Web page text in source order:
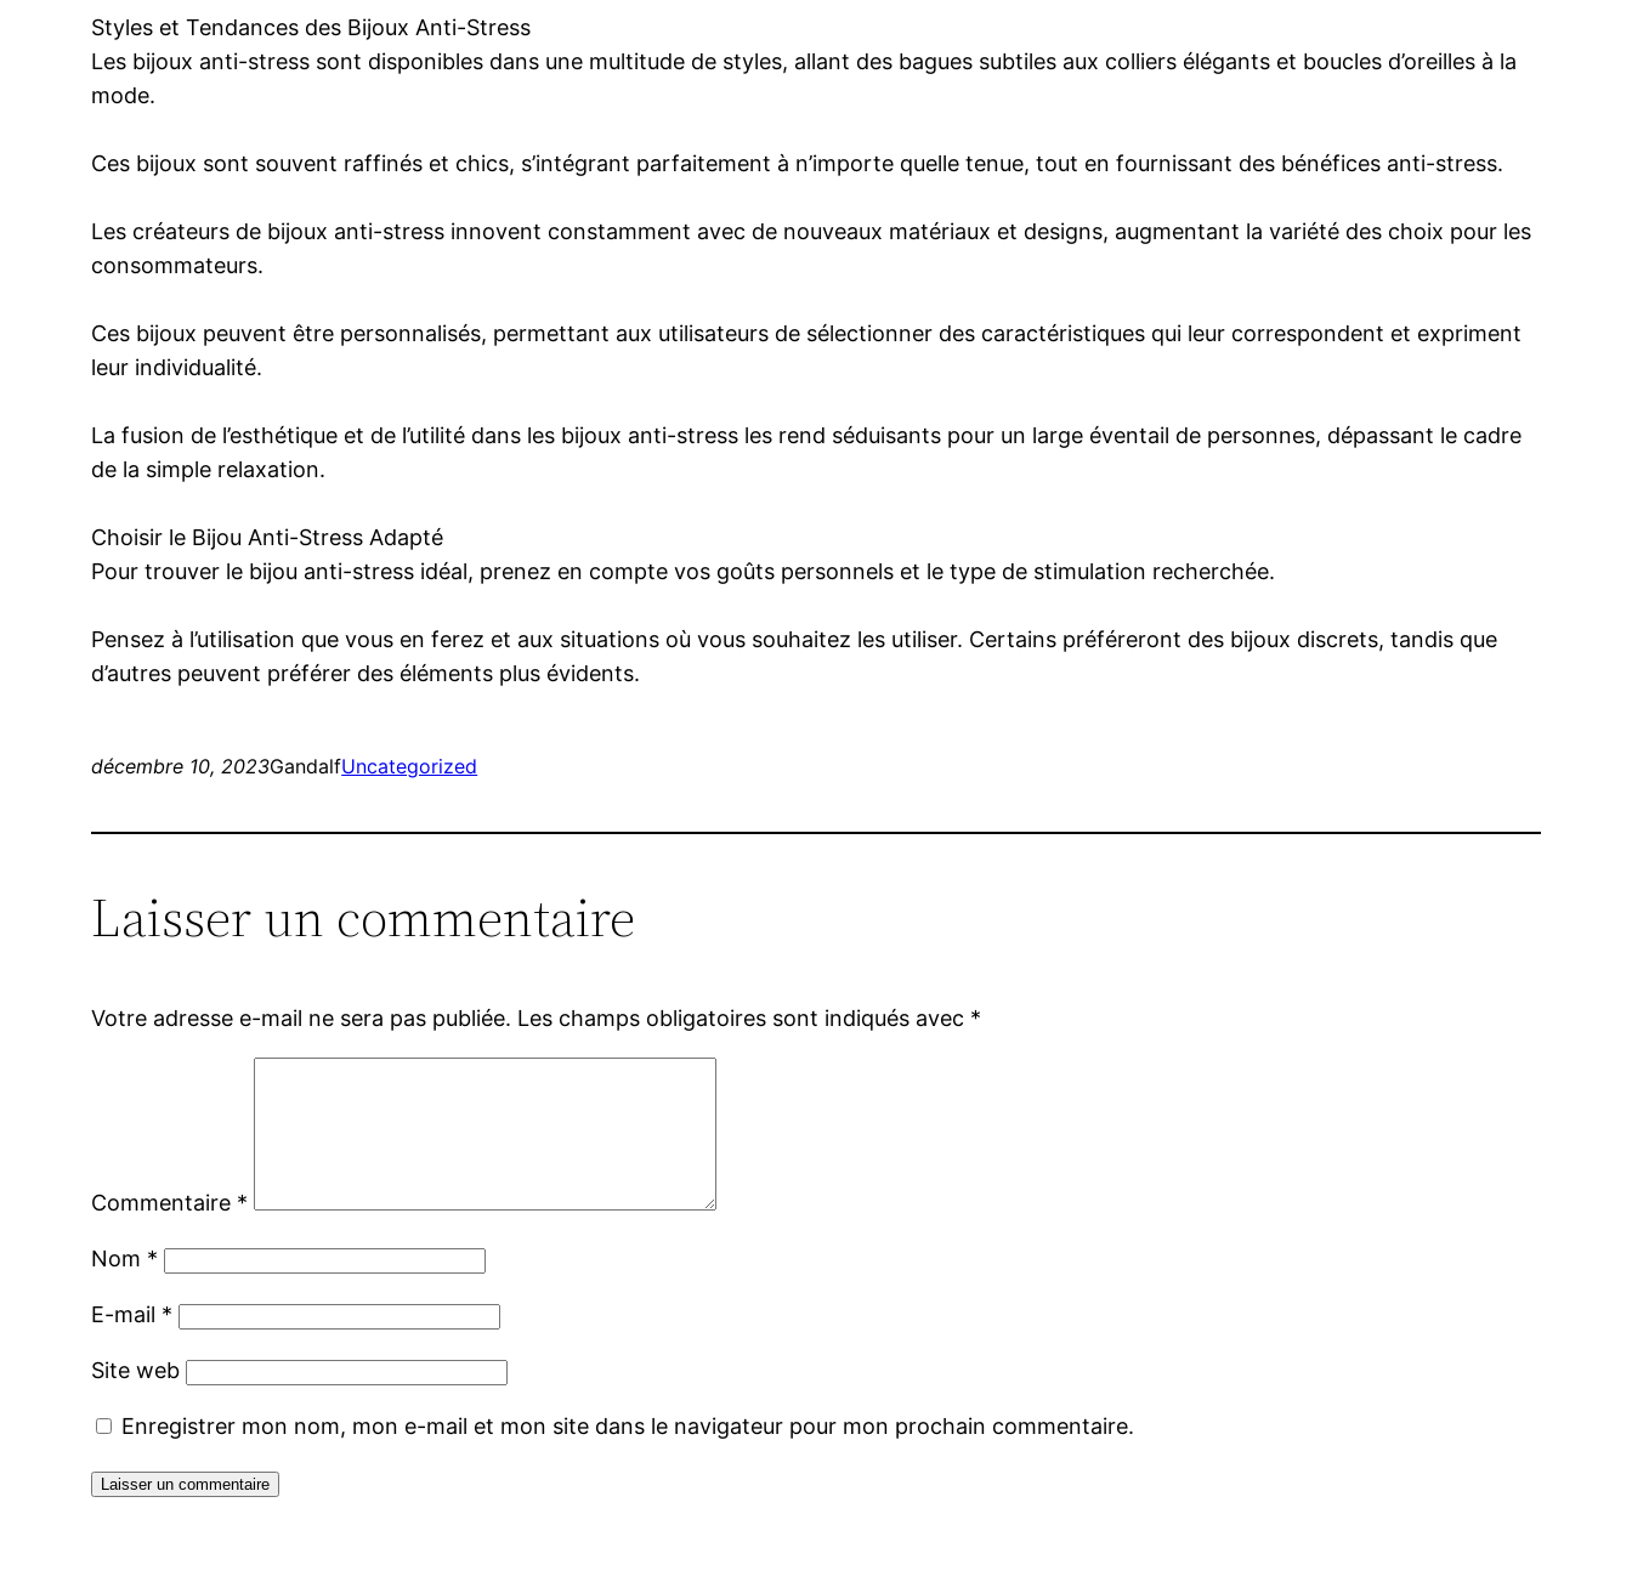
Styles et Tendances des Bijoux Anti-Stress
Les bijoux anti-stress sont disponibles dans une multitude de styles, allant des bagues subtiles aux colliers élégants et boucles d’oreilles à la
mode.
Ces bijoux sont souvent raffinés et chics, s’intégrant parfaitement à n’importe quelle tenue, tout en fournissant des bénéfices anti-stress.
Les créateurs de bijoux anti-stress innovent constamment avec de nouveaux matériaux et designs, augmentant la variété des choix pour les
consommateurs.
Ces bijoux peuvent être personnalisés, permettant aux utilisateurs de sélectionner des caractéristiques qui leur correspondent et expriment
leur individualité.
La fusion de l’esthétique et de l’utilité dans les bijoux anti-stress les rend séduisants pour un large éventail de personnes, dépassant le cadre
de la simple relaxation.
Choisir le Bijou Anti-Stress Adapté
Pour trouver le bijou anti-stress idéal, prenez en compte vos goûts personnels et le type de stimulation recherchée.
Pensez à l’utilisation que vous en ferez et aux situations où vous souhaitez les utiliser. Certains préféreront des bijoux discrets, tandis que
d’autres peuvent préférer des éléments plus évidents.
décembre 10, 2023GandalfUncategorized
Laisser un commentaire
Votre adresse e-mail ne sera pas publiée. Les champs obligatoires sont indiqués avec *
Commentaire *
Nom *
E-mail *
Site web
Enregistrer mon nom, mon e-mail et mon site dans le navigateur pour mon prochain commentaire.